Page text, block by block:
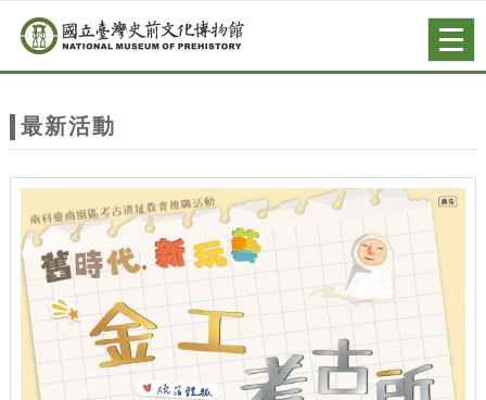
站
主
題
跳到主要內容
網站導覽
最新活動